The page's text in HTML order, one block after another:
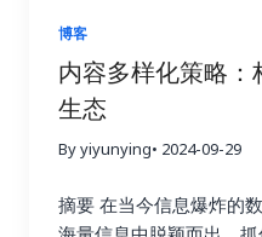
的链接对网站关键指标的
高相关性网站的链接是
含目标关键词的锚文本是
果页面中的排名？来自社
了更高的用户参与度？
据分析，你可以发现哪
站获取链接。这是一种非
以让你事半功倍，快速
分析竞争对手的链接，
势，并制定更具针对性的
中占据优势。 2. 关键词
相关的关键词，并分析
妙旅程！ 一、小语种搜
帆出海，乘风破浪 在进
擎优化无疑是一块难啃
优化那样有丰富的资源和
比，小语种搜索引擎优化
语、韩语、阿拉伯语等
语法和文化背景。这使
博客
内容多样化策略：
生态
By yiyunying• 2024-09-29
摘要 在当今信息爆炸的